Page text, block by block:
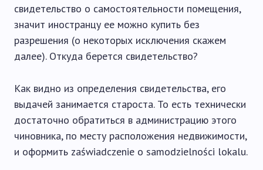
свидетельство о самостоятельности помещения,
значит иностранцу ее можно купить без
разрешения (о некоторых исключения скажем
далее). Откуда берется свидетельство?
Как видно из определения свидетельства, его
выдачей занимается староста. То есть технически
достаточно обратиться в администрацию этого
чиновника, по месту расположения недвижимости,
и оформить zaświadczenie o samodzielności lokalu.